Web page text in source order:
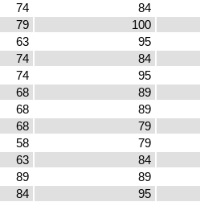
74 84
79 100
63 95
74 84
74 95
68 89
68 89
68 79
58 79
63 84
89 89
84 95